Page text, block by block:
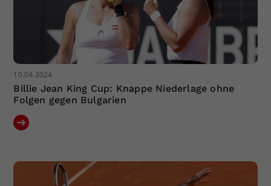
10.04.2024
Billie Jean King Cup: Knappe Niederlage ohne
Folgen gegen Bulgarien